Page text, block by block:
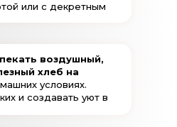
или с декретным
воздушный,
хлеб на
условиях.
и создавать уют в